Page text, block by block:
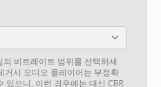
의 비트레이트 범위를 선택하세
거시 오디오 플레이어는 부정확
있으니, 이런 경우에는 대신 CBR